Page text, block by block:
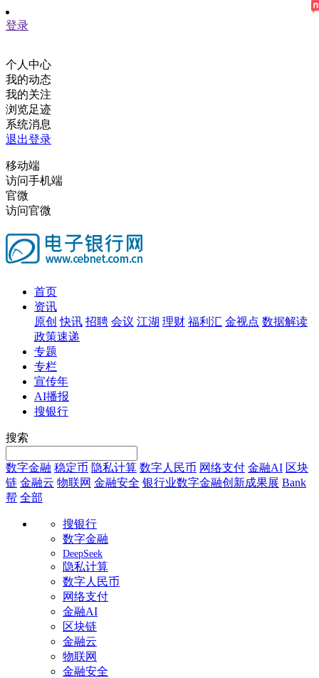
登录
个人中心
我的动态
我的关注
浏览足迹
系统消息
退出登录
移动端
访问手机端
官微
访问官微
首页
资讯
原创 快讯 招聘 会议 江湖 理财 福利汇 金视点 数据解读
政策速递
专题
专栏
宣传年
AI播报
搜银行
搜索
数字金融 稳定币 隐私计算 数字人民币 网络支付 金融AI 区块
链 金融云 物联网 金融安全 银行业数字金融创新成果展 Bank
帮 全部
搜银行
数字金融
DeepSeek
隐私计算
数字人民币
网络支付
金融AI
区块链
金融云
物联网
金融安全